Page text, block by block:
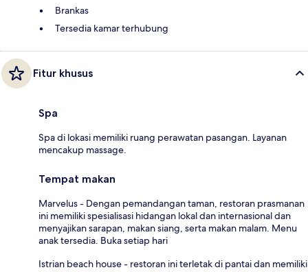
Brankas
Tersedia kamar terhubung
Fitur khusus
Spa
Spa di lokasi memiliki ruang perawatan pasangan. Layanan
mencakup massage.
Tempat makan
Marvelus - Dengan pemandangan taman, restoran prasmanan
ini memiliki spesialisasi hidangan lokal dan internasional dan
menyajikan sarapan, makan siang, serta makan malam. Menu
anak tersedia. Buka setiap hari
Istrian beach house - restoran ini terletak di pantai dan memiliki